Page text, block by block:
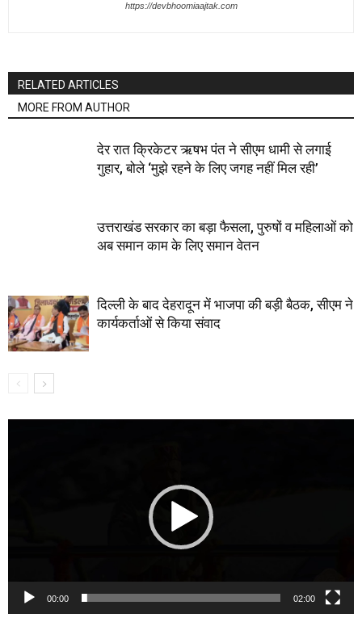
https://devbhoomiaajtak.com
RELATED ARTICLES
MORE FROM AUTHOR
देर रात क्रिकेटर ऋषभ पंत ने सीएम धामी से लगाई
गुहार, बोले ‘मुझे रहने के लिए जगह नहीं मिल रही’
उत्तराखंड सरकार का बड़ा फैसला, पुरुषों व महिलाओं को
अब समान काम के लिए समान वेतन
दिल्ली के बाद देहरादून में भाजपा की बड़ी बैठक, सीएम ने
कार्यकर्ताओं से किया संवाद
00:00 02:00